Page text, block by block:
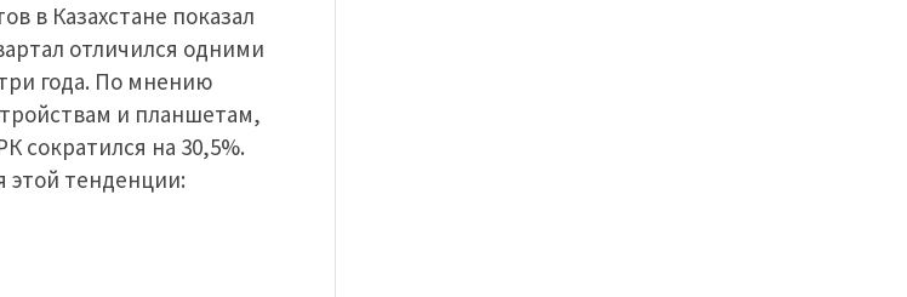
в Казахстане показал
отличился одними
года. По мнению
и планшетам,
сократился на 30,5%.
этой тенденции: